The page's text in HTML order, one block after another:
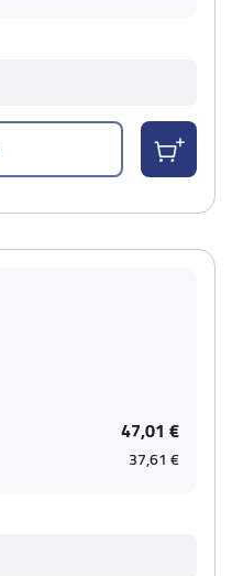
47,01 €
37,61 €